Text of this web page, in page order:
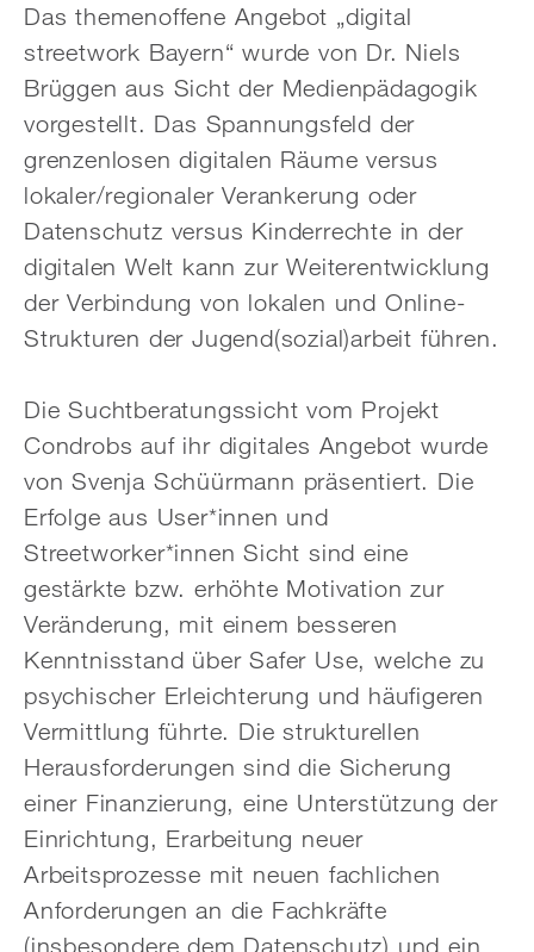
Das themenoffene Angebot „digital
streetwork Bayern“ wurde von Dr. Niels
Brüggen aus Sicht der Medienpädagogik
vorgestellt. Das Spannungsfeld der
grenzenlosen digitalen Räume versus
lokaler/regionaler Verankerung oder
Datenschutz versus Kinderrechte in der
digitalen Welt kann zur Weiterentwicklung
der Verbindung von lokalen und Online-
Strukturen der Jugend(sozial)arbeit führen.
Die Suchtberatungssicht vom Projekt
Condrobs auf ihr digitales Angebot wurde
von Svenja Schüürmann präsentiert. Die
Erfolge aus User*innen und
Streetworker*innen Sicht sind eine
gestärkte bzw. erhöhte Motivation zur
Veränderung, mit einem besseren
Kenntnisstand über Safer Use, welche zu
psychischer Erleichterung und häufigeren
Vermittlung führte. Die strukturellen
Herausforderungen sind die Sicherung
einer Finanzierung, eine Unterstützung der
Einrichtung, Erarbeitung neuer
Arbeitsprozesse mit neuen fachlichen
Anforderungen an die Fachkräfte
(insbesondere dem Datenschutz) und ein